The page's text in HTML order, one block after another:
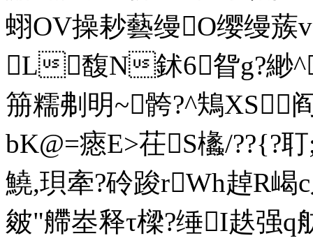
蛡OV操耖藝缦O缨缦
L馥N鉥6眢g?緲
笧糯刜明~骻?^鴩XS
bK@=瘱E>茌S欚/??{?
鱙,珼牽?砱踆rWh趠R嵑
皴"艜峚释τ樑?缍I趃强q